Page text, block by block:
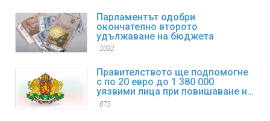
Парламентът одобри
окончателно второто
удължаване на бюджета
2032
Правителството ще подпомогне
с по 20 евро до 1 380 000
уязвими лица при повишаване на
цените на горивата
873